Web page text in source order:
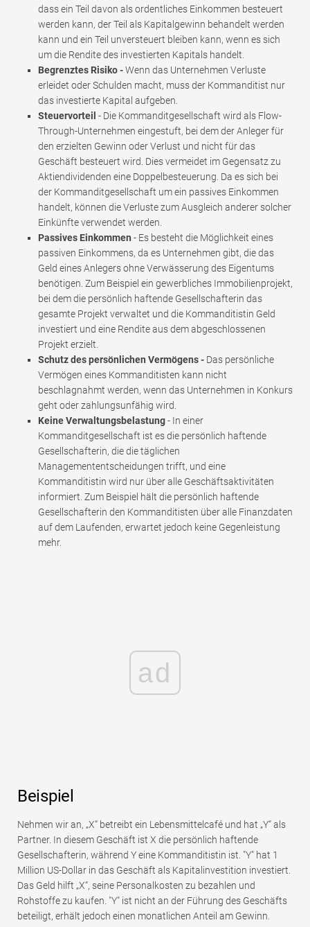
dass ein Teil davon als ordentliches Einkommen besteuert
werden kann, der Teil als Kapitalgewinn behandelt werden
kann und ein Teil unversteuert bleiben kann, wenn es sich
um die Rendite des investierten Kapitals handelt.
Begrenztes Risiko -Wenn das Unternehmen Verluste
erleidet oder Schulden macht, muss der Kommanditist nur
das investierte Kapital aufgeben.
Steuervorteil - Die Kommanditgesellschaft wird als Flow-
Through-Unternehmen eingestuft, bei dem der Anleger für
den erzielten Gewinn oder Verlust und nicht für das
Geschäft besteuert wird. Dies vermeidet im Gegensatz zu
Aktiendividenden eine Doppelbesteuerung. Da es sich bei
der Kommanditgesellschaft um ein passives Einkommen
handelt, können die Verluste zum Ausgleich anderer solcher
Einkünfte verwendet werden.
Passives Einkommen - Es besteht die Möglichkeit eines
passiven Einkommens, da es Unternehmen gibt, die das
Geld eines Anlegers ohne Verwässerung des Eigentums
benötigen. Zum Beispiel ein gewerbliches Immobilienprojekt,
bei dem die persönlich haftende Gesellschafterin das
gesamte Projekt verwaltet und die Kommanditistin Geld
investiert und eine Rendite aus dem abgeschlossenen
Projekt erzielt.
Schutz des persönlichen Vermögens - Das persönliche
Vermögen eines Kommanditisten kann nicht
beschlagnahmt werden, wenn das Unternehmen in Konkurs
geht oder zahlungsunfähig wird.
Keine Verwaltungsbelastung- In einer
Kommanditgesellschaft ist es die persönlich haftende
Gesellschafterin, die die täglichen
Managemententscheidungen trifft, und eine
Kommanditistin wird nur über alle Geschäftsaktivitäten
informiert. Zum Beispiel hält die persönlich haftende
Gesellschafterin den Kommanditisten über alle Finanzdaten
auf dem Laufenden, erwartet jedoch keine Gegenleistung
mehr.
ad
Beispiel
Nehmen wir an, „X“ betreibt ein Lebensmittelcafé und hat „Y“ als
Partner. In diesem Geschäft ist X die persönlich haftende
Gesellschafterin, während Y eine Kommanditistin ist. "Y" hat 1
Million US-Dollar in das Geschäft als Kapitalinvestition investiert.
Das Geld hilft „X“, seine Personalkosten zu bezahlen und
Rohstoffe zu kaufen. "Y" ist nicht an der Führung des Geschäfts
beteiligt, erhält jedoch einen monatlichen Anteil am Gewinn.